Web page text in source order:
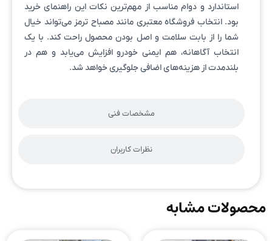
مشخصات فنی
نظرات کاربران
استاندارد و دوام مناسب از مهم‌ترین نکات این راهنمای خرید
بود. انتخاب فروشگاه معتبری مانند مصباح ترمز می‌تواند خیال
شما را از بابت سلامت و اصل بودن محصول راحت کند. با یک
انتخاب آگاهانه، هم ایمنی خودرو افزایش می‌یابد و هم در
بلندمدت از هزینه‌های اضافی جلوگیری خواهد شد.
محصولات مشابه